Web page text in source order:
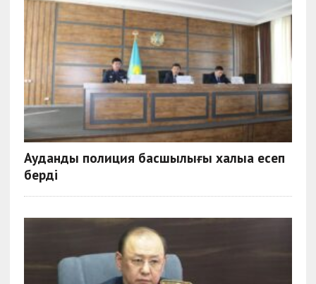
Аудандық полиция басшылығы халыққа есеп
берді